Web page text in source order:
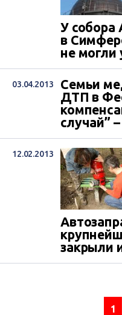
У собора
в
не могли
03.04.2013
Семьи
ДТП в
случай”
12.02.2013
закрыли
1